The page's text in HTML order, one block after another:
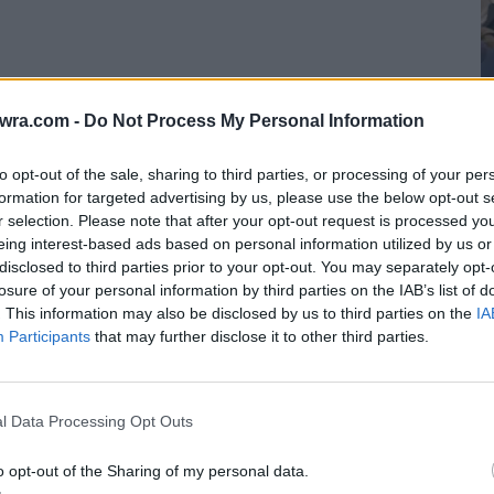
- Do Not Process My Personal Information
opt-out of the sale, sharing to third parties, or processing of your
for targeted advertising by us, please use the below opt-out
selection. Please note that after your opt-out request is processed
interest-based ads based on personal information utilized by us
to third parties prior to your opt-out. You may separately
of your personal information by third parties on the IAB’s list of
This information may also be disclosed by us to third parties on the
Participants that may further disclose it to other third parties.
Data Processing Opt Outs
opt-out of the Sharing of my personal data.
δήλωσε: «Δεν ξέρω εγώ παιδί μου τίποτα να
Από εκεί και πέρα… Ό,τι γίνει, θα φανεί
φανεί τότε. Λοιπόν, δεν λέω τίποτα άλλο, να
Γεωργούλη: «Tον αγαπώ πολύ! Είναι
άνθρωπο» (Video)
Αλέξη Γεωργούλη δήλωσε στην κάμερα της
7